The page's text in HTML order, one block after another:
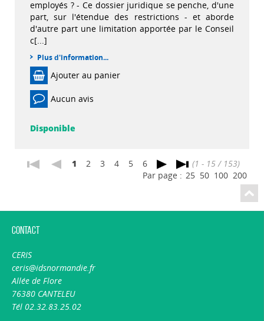
employés ? - Ce dossier juridique se penche, d'une
part, sur l'étendue des restrictions - et aborde
d'autre part une limitation apportée par le Conseil
c[...]
Plus d'information...
Ajouter au panier
Aucun avis
Disponible
1 2 3 4 5 6
(1 - 15 / 153)
Par page : 25 50 100 200
Contact
CERIS
ceris@idsnormandie.fr
Allée de Flore
76380 CANTELEU
Tél 02.32.83.25.02